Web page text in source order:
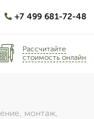
+7 499 681-72-48
Рассчитайте
стоимость онлайн
монтаж,